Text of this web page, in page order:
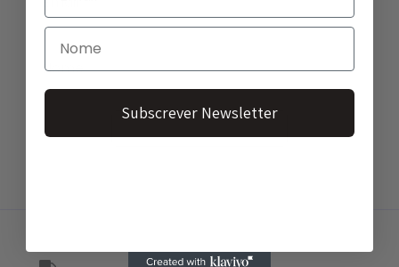
Subscrever Newsletter